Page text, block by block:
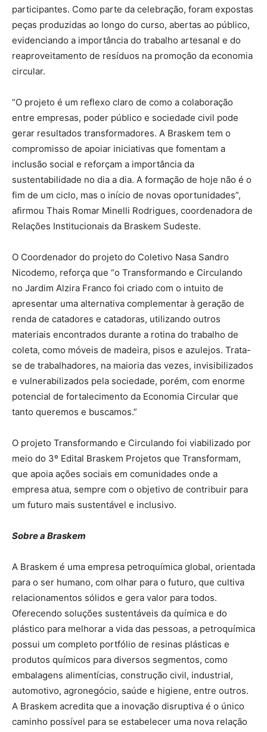
participantes. Como parte da celebração, foram expostas
peças produzidas ao longo do curso, abertas ao público,
evidenciando a importância do trabalho artesanal e do
reaproveitamento de resíduos na promoção da economia
circular.
“O projeto é um reflexo claro de como a colaboração
entre empresas, poder público e sociedade civil pode
gerar resultados transformadores. A Braskem tem o
compromisso de apoiar iniciativas que fomentam a
inclusão social e reforçam a importância da
sustentabilidade no dia a dia. A formação de hoje não é o
fim de um ciclo, mas o início de novas oportunidades”,
afirmou Thais Romar Minelli Rodrigues, coordenadora de
Relações Institucionais da Braskem Sudeste.
O Coordenador do projeto do Coletivo Nasa Sandro
Nicodemo, reforça que “o Transformando e Circulando
no Jardim Alzira Franco foi criado com o intuito de
apresentar uma alternativa complementar à geração de
renda de catadores e catadoras, utilizando outros
materiais encontrados durante a rotina do trabalho de
coleta, como móveis de madeira, pisos e azulejos. Trata-
se de trabalhadores, na maioria das vezes, invisibilizados
e vulnerabilizados pela sociedade, porém, com enorme
potencial de fortalecimento da Economia Circular que
tanto queremos e buscamos.”
O projeto Transformando e Circulando foi viabilizado por
meio do 3º Edital Braskem Projetos que Transformam,
que apoia ações sociais em comunidades onde a
empresa atua, sempre com o objetivo de contribuir para
um futuro mais sustentável e inclusivo.
Sobre a Braskem
A Braskem é uma empresa petroquímica global, orientada
para o ser humano, com olhar para o futuro, que cultiva
relacionamentos sólidos e gera valor para todos.
Oferecendo soluções sustentáveis da química e do
plástico para melhorar a vida das pessoas, a petroquímica
possui um completo portfólio de resinas plásticas e
produtos químicos para diversos segmentos, como
embalagens alimentícias, construção civil, industrial,
automotivo, agronegócio, saúde e higiene, entre outros.
A Braskem acredita que a inovação disruptiva é o único
caminho possível para se estabelecer uma nova relação